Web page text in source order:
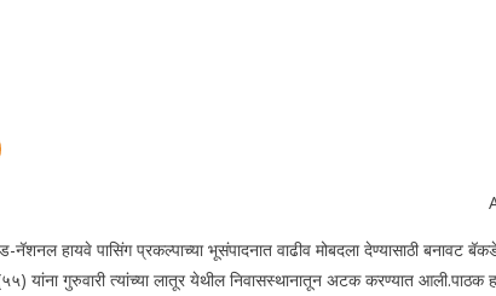
नॅशनल हायवे पासिंग प्रकल्पाच्या भूसंपादनात वाढीव मोबदला देण्यासाठी
यांना गुरुवारी त्यांच्या लातूर येथील निवासस्थानातून अटक करण्यात आली.पाठक